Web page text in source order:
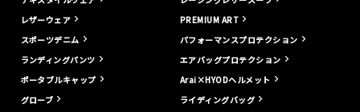
レザーウェア
スポーツデニム
ランディングパンツ
ポータブルキャップ
グローブ
PREMIUM ART
パフォーマンスプロテクション
エアバッグプロテクション
Arai×HYODヘルメット
ライディングバッグ